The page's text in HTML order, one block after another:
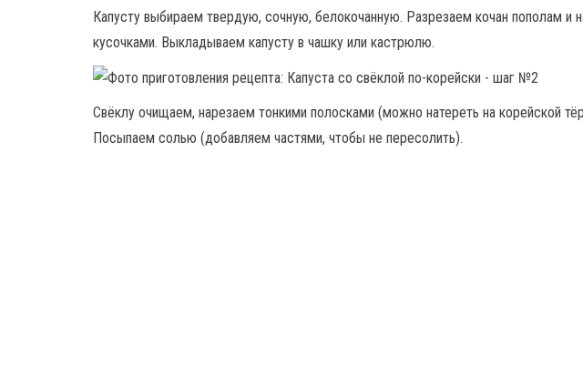
Капусту выбираем твердую, сочную, белокочанную. Разрезаем кочан пополам и
кусочками. Выкладываем капусту в чашку или кастрюлю.
Свёклу очищаем, нарезаем тонкими полосками (можно натереть на корейской
Посыпаем солью (добавляем частями, чтобы не пересолить).